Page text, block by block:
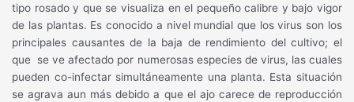
tipo rosado y que se visualiza en el pequeño calibre y bajo vigor
de las plantas. Es conocido a nivel mundial que los virus son los
principales causantes de la baja de rendimiento del cultivo; el
que se ve afectado por numerosas especies de virus, las cuales
pueden co-infectar simultáneamente una planta. Esta situación
se agrava aun más debido a que el ajo carece de reproducción